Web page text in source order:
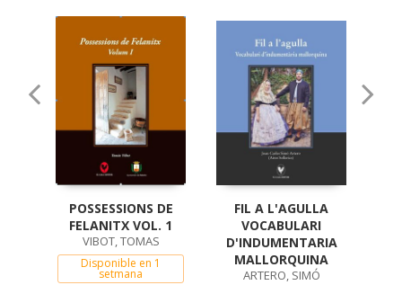
POSSESSIONS DE
FELANITX VOL. 1
VIBOT, TOMAS
Disponible en 1
setmana
FIL A L'AGULLA
VOCABULARI
D'INDUMENTARIA
MALLORQUINA
ARTERO, SIMÓ